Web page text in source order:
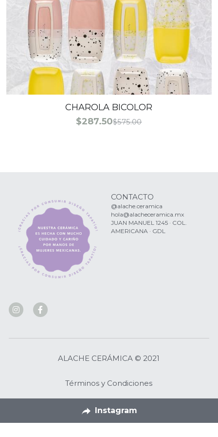
CHAROLA BICOLOR
$287.50$575.00
CONTACTO
@alache.ceramica
hola@alacheceramica.mx
JUAN MANUEL 1245 · COL.
AMERICANA · GDL
ALACHE CERÁMICA © 2021
Términos y Condiciones
Matcha
Instagram